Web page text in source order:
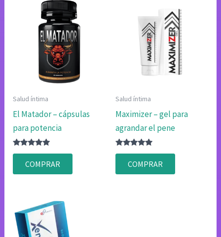
Salud íntima
El Matador – cápsulas
para potencia
Valorado
4.83
de 5
COMPRAR
Salud íntima
Maximizer – gel para
agrandar el pene
Valorado
4.75
de 5
COMPRAR